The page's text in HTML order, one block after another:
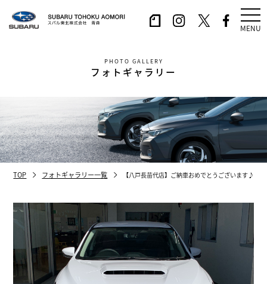
MENU
PHOTO GALLERY
フォトギャラリー
TOP フォトギャラリー一覧 【八戸長苗代店】ご納車おめでとうございます♪